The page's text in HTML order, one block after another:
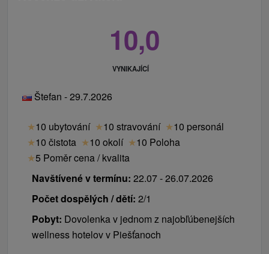
Pobyty si lze prodloužit. Thai pobyt je dostupný na
WiFi je v celém hotelu pro hotelové hosty
Ubytování s domácím zvířetem za
možný pouze na pokojích standard. Na pokoji
je třeba ho nahlásit už při rezervaci pobytu.
10,0
VYNIKAJÍCÍ
Štefan - 29.7.2026
★10 ubytování ★10 stravování ★10 personál
★10 čistota ★10 okolí ★10 Poloha
★5 Poměr cena / kvalita
Navštívené v termínu: 22.07 - 26.07.2026
Počet dospělých / dětí: 2/1
Pobyt: Dovolenka v jednom z najobľúbenejších
wellness hotelov v Piešťanoch